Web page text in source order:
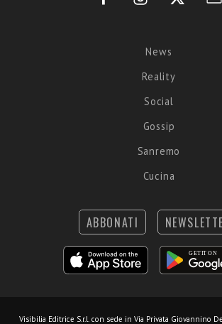
News
Reality
Social
Gossip
Sanremo
Cucina
ABBONATI
Visibilia Editrice S.r.l. con sede in Via Privata Giovannino